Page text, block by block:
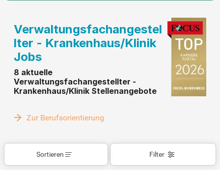
Verwaltungsfachangestel
lter - Krankenhaus/Klinik
Jobs
8 aktuelle
Verwaltungsfachangestellter -
Krankenhaus/Klinik Stellenangebote
Zur Berufsorientierung
Filter
Sortieren